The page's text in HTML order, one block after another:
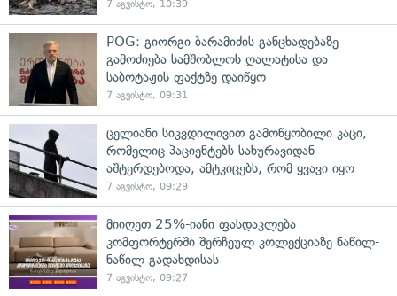
7 აგვისტო, 10:39
POG: გიორგი ბარამიძის განცხადებაზე
გამოძიება სამშობლოს ღალატისა და
საბოტაჟის ფაქტზე დაიწყო
7 აგვისტო, 09:31
ცელიანი სიკვდილივით გამოწყობილი კაცი,
რომელიც პაციენტებს სახურავიდან
აშტერდებოდა, ამტკიცებს, რომ ყვავი იყო
7 აგვისტო, 09:29
მიიღეთ 25%-იანი ფასდაკლება
კომფორტერში შერჩეულ კოლექციაზე ნაწილ-
ნაწილ გადახდისას
7 აგვისტო, 09:27